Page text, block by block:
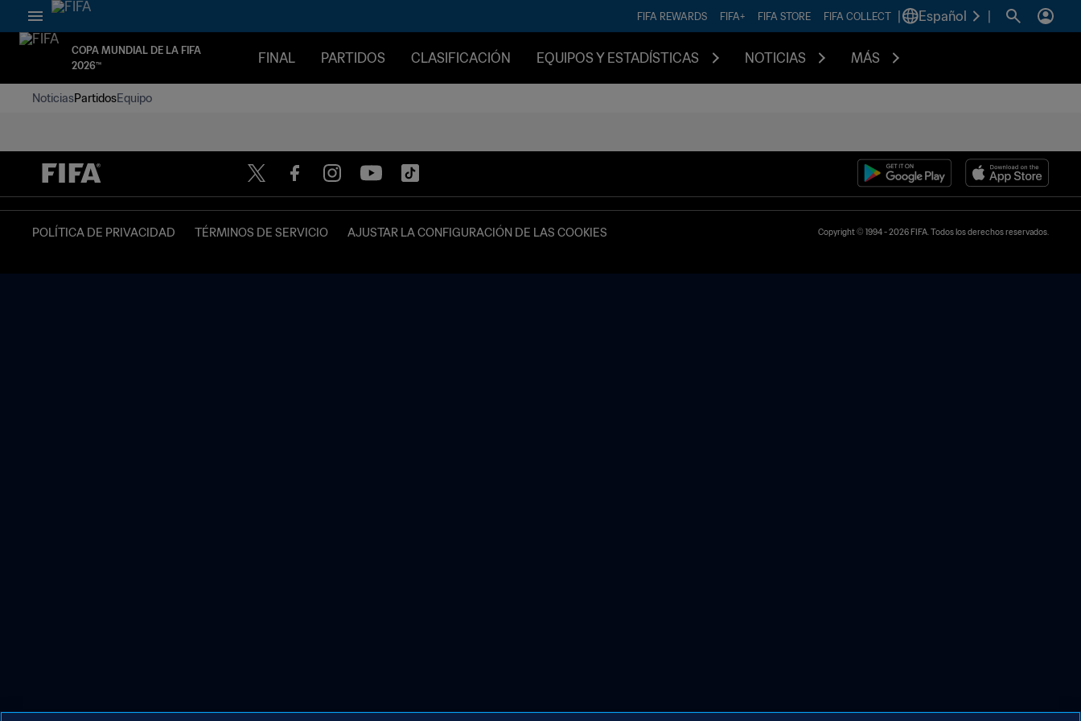
FIFA REWARDS FIFA+ FIFA STORE FIFA COLLECT Español
COPA MUNDIAL DE LA FIFA
2026™
FINAL PARTIDOS CLASIFICACIÓN EQUIPOS Y ESTADÍSTICAS NOTICIAS MÁS
NoticiasPartidosEquipo
POLÍTICA DE PRIVACIDAD TÉRMINOS DE SERVICIO AJUSTAR LA CONFIGURACIÓN DE LAS COOKIES Copyright © 1994 - 2026 FIFA. Todos los derechos reservados.